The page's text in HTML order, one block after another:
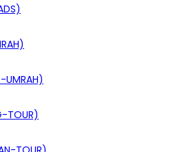
UMRAH)
TOUR)